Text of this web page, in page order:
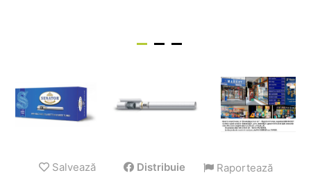
Salvează Distribuie Raportează